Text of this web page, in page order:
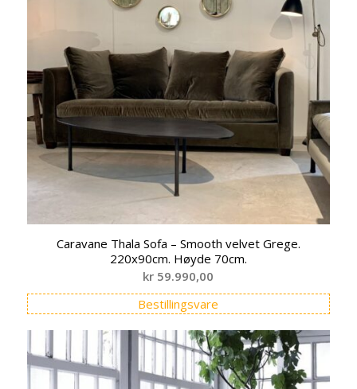
Caravane Thala Sofa – Smooth velvet Grege.
220x90cm. Høyde 70cm.
kr 59.990,00
Bestillingsvare